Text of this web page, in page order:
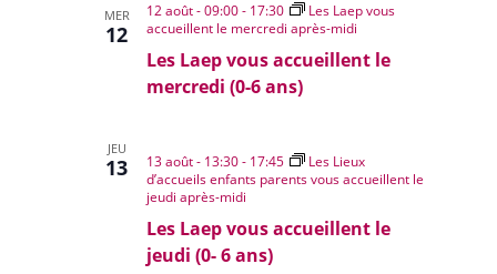
MER
12
Les Laep vous accueillent le
mercredi (0-6 ans)
12 août - 09:00- 17:30
Les Laep vous
accueillent le mercredi après-midi
JEU
13
Les Laep vous accueillent le
jeudi (0- 6 ans)
13 août - 13:30- 17:45
Les Lieux
d’accueils enfants parents vous accueillent le
jeudi après-midi